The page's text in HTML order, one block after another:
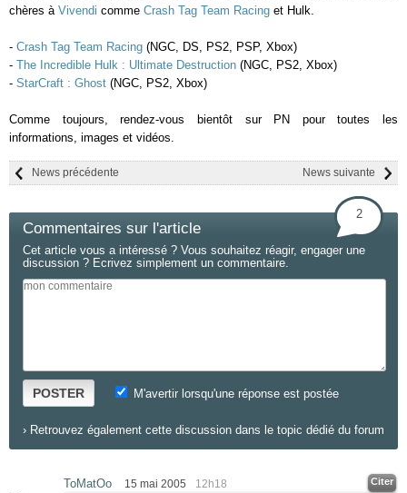
chères à Vivendi comme Crash Tag Team Racing et Hulk.
- Crash Tag Team Racing (NGC, DS, PS2, PSP, Xbox)
- The Incredible Hulk : Ultimate Destruction (NGC, PS2, Xbox)
- StarCraft : Ghost (NGC, PS2, Xbox)
Comme toujours, rendez-vous bientôt sur PN pour toutes les
informations, images et vidéos.
News suivante
News précédente
Commentaires sur l'article
2
Cet article vous a intéressé ? Vous souhaitez réagir, engager une
discussion ? Ecrivez simplement un commentaire.
POSTER M'avertir lorsqu'une réponse est postée
› Retrouvez également cette discussion dans le topic dédié du forum
ToMatOo 15 mai 2005 12h18 Citer